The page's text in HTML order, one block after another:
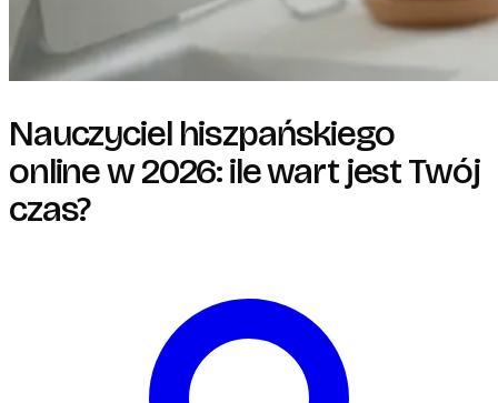
Nauczyciel hiszpańskiego
online w 2026: ile wart jest Twój
czas?